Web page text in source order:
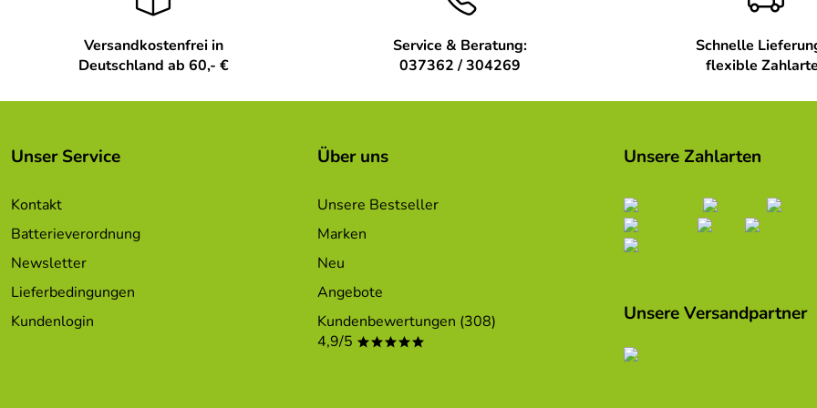
Versandkostenfrei in
Deutschland ab 60,- €
Service & Beratung:
037362 / 304269
Schnelle
flexible
Unser Service
Kontakt
Batterieverordnung
Newsletter
Lieferbedingungen
Kundenlogin
Über uns
Unsere Bestseller
Marken
Neu
Angebote
Kundenbewertungen (308)
4,9/5 *****
Unsere Zahlarten
Unsere Versandpartner